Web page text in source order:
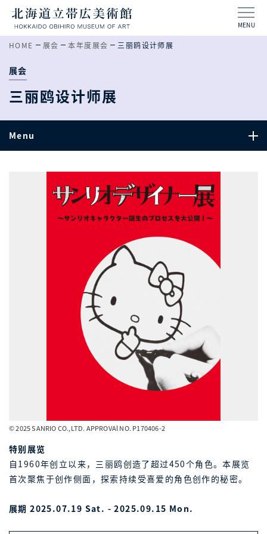
MENU
HOME 展会 本年度展会 三丽鸥设计师展
展会
三丽鸥设计师展
Menu
© 2025 SANRIO CO.,LTD. APPROVAl NO. P170406-2
特别展览
自1960年创立以来，三丽鸥创造了超过450个角色。本展览
首次聚焦于创作侧面，探索持续受喜爱的角色创作的秘密。
展期 2025.07.19 Sat. - 2025.09.15 Mon.